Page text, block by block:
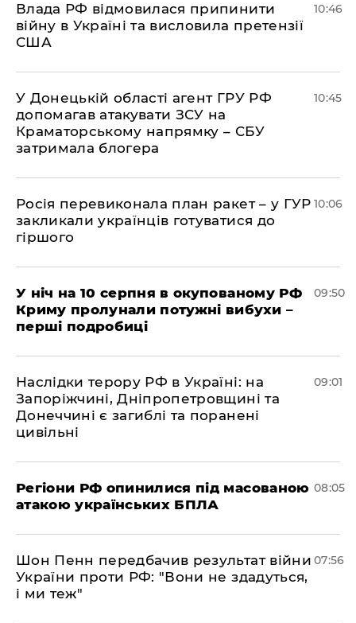
Влада РФ відмовилася припинити
війну в Україні та висловила претензії
США
10:46
У Донецькій області агент ГРУ РФ
допомагав атакувати ЗСУ на
Краматорському напрямку – СБУ
затримала блогера
10:45
Росія перевиконала план ракет – у ГУР
закликали українців готуватися до
гіршого
10:06
У ніч на 10 серпня в окупованому РФ
Криму пролунали потужні вибухи –
перші подробиці
09:50
Наслідки терору РФ в Україні: на
Запоріжчині, Дніпропетровщині та
Донеччині є загиблі та поранені
цивільні
09:01
Регіони РФ опинилися під масованою
атакою українських БПЛА
08:05
Шон Пенн передбачив результат війни
України проти РФ: "Вони не здадуться,
і ми теж"
07:56